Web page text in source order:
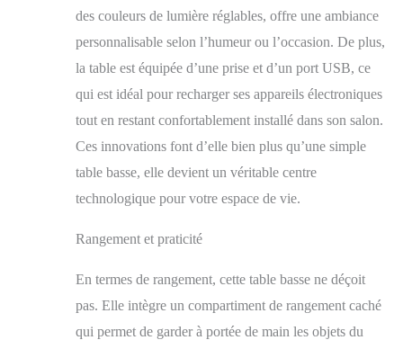
lampe de bureau et
autres appareils
électriques. Grand
Espace de Rangement.
avec élévateur LED
dispose d'un
compartiment caché et
ce qui vous permet de
ranger des objets qui
tasses à eau, des
d'autres objets du
quotidien. Le design
des couleurs de lumière réglables, offre une ambiance
personnalisable selon l’humeur ou l’occasion. De plus,
la table est équipée d’une prise et d’un port USB, ce
qui est idéal pour recharger ses appareils électroniques
tout en restant confortablement installé dans son salon.
Ces innovations font d’elle bien plus qu’une simple
table basse, elle devient un véritable centre
technologique pour votre espace de vie.
Rangement et praticité
En termes de rangement, cette table basse ne déçoit
pas. Elle intègre un compartiment de rangement caché
qui permet de garder à portée de main les objets du